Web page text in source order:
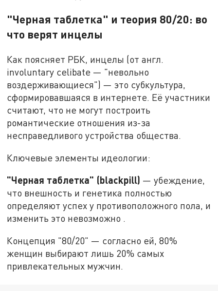
"Черная таблетка" и теория 80/20: во
что верят инцелы
Как поясняет РБК, инцелы (от англ.
involuntary celibate — "невольно
воздерживающиеся") — это субкультура,
сформировавшаяся в интернете. Её участники
считают, что не могут построить
романтические отношения из-за
несправедливого устройства общества.
Ключевые элементы идеологии:
"Черная таблетка" (blackpill) — убеждение,
что внешность и генетика полностью
определяют успех у противоположного пола, и
изменить это невозможно .
Концепция "80/20" — согласно ей, 80%
женщин выбирают лишь 20% самых
привлекательных мужчин.